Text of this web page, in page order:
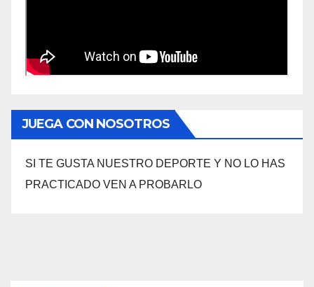
JUEGA CON NOSOTROS
SI TE GUSTA NUESTRO DEPORTE Y NO LO HAS
PRACTICADO VEN A PROBARLO